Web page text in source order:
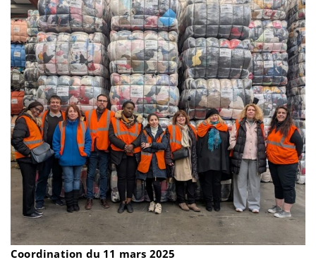
Coordination du 11 mars 2025